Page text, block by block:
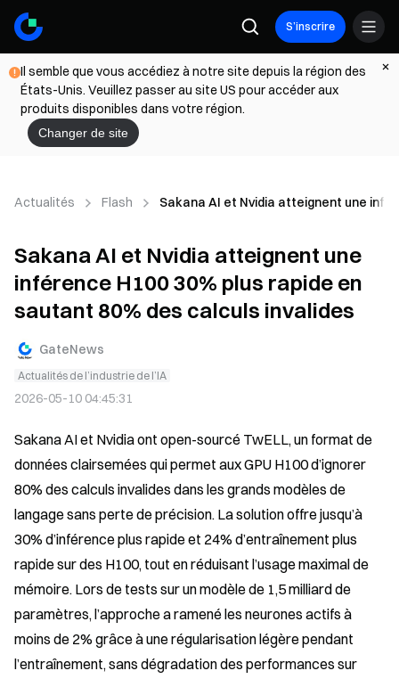
S’inscrire
Il semble que vous accédiez à notre site depuis la région des
États-Unis. Veuillez passer au site US pour accéder aux
produits disponibles dans votre région.
Changer de site
Actualités Flash Sakana AI et Nvidia atteignent une
Sakana AI et Nvidia atteignent une
inférence H100 30% plus rapide en
sautant 80% des calculs invalides
GateNews
Actualités de l’industrie de l’IA
2026-05-10 04:45:31
Sakana AI et Nvidia ont open-sourcé TwELL, un format de
données clairsemées qui permet aux GPU H100 d’ignorer
80% des calculs invalides dans les grands modèles de
langage sans perte de précision. La solution offre jusqu’à
30% d’inférence plus rapide et 24% d’entraînement plus
rapide sur des H100, tout en réduisant l’usage maximal de
mémoire. Lors de tests sur un modèle de 1,5 milliard de
paramètres, l’approche a ramené les neurones actifs à
moins de 2% grâce à une régularisation légère pendant
l’entraînement, sans dégradation des performances sur